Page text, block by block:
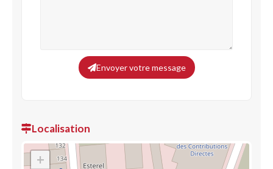
Envoyer votre message
Localisation
+